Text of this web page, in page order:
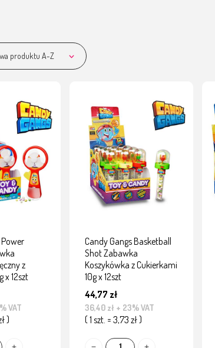
produktu A-Z
z
x 12szt
VAT
)
Candy Gangs Basketball
Shot Zabawka
Koszykówka z Cukierkami
10g x 12szt
44,77 zł
36,40 zł + 23% VAT
( 1 szt. = 3,73 zł )